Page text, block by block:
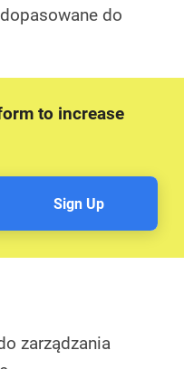
do
to increase
Sign Up
zarządzania